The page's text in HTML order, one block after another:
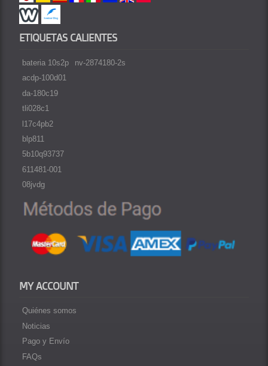
ETIQUETAS CALIENTES
bateria 10s2p
acdp-100d01
da-180c19
tli028c1
l17c4pb2
blp811
5b10q93737
611481-001
08jvdg
nv-2874180-2s
MY ACCOUNT
Quiénes somos
Noticias
Pago y Envío
FAQs